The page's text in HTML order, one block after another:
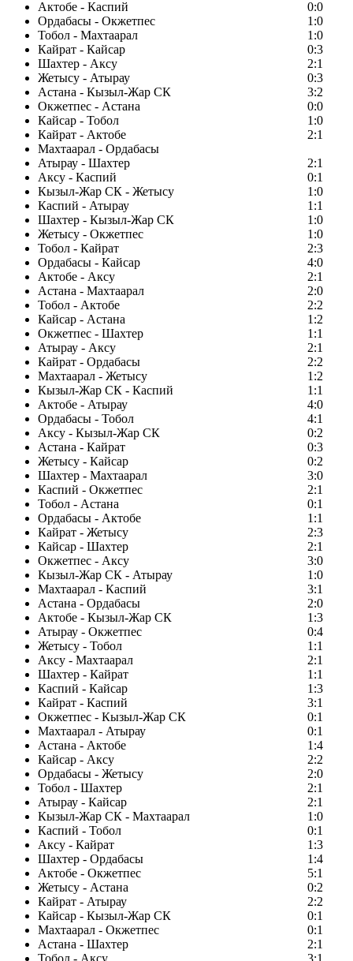
Актобе - Каспий
0:0
Ордабасы - Окжетпес
1:0
Тобол - Махтаарал
1:0
Кайрат - Кайсар
0:3
Шахтер - Аксу
2:1
Жетысу - Атырау
0:3
Астана - Кызыл-Жар СК
3:2
Окжетпес - Астана
0:0
Кайсар - Тобол
1:0
Кайрат - Актобе
2:1
Махтаарал - Ордабасы
Атырау - Шахтер
2:1
Аксу - Каспий
0:1
Кызыл-Жар СК - Жетысу
1:0
Каспий - Атырау
1:1
Шахтер - Кызыл-Жар СК
1:0
Жетысу - Окжетпес
1:0
Тобол - Кайрат
2:3
Ордабасы - Кайсар
4:0
Актобе - Аксу
2:1
Астана - Махтаарал
2:0
Тобол - Актобе
2:2
Кайсар - Астана
1:2
Окжетпес - Шахтер
1:1
Атырау - Аксу
2:1
Кайрат - Ордабасы
2:2
Махтаарал - Жетысу
1:2
Кызыл-Жар СК - Каспий
1:1
Актобе - Атырау
4:0
Ордабасы - Тобол
4:1
Аксу - Кызыл-Жар СК
0:2
Астана - Кайрат
0:3
Жетысу - Кайсар
0:2
Шахтер - Махтаарал
3:0
Каспий - Окжетпес
2:1
Тобол - Астана
0:1
Ордабасы - Актобе
1:1
Кайрат - Жетысу
2:3
Кайсар - Шахтер
2:1
Окжетпес - Аксу
3:0
Кызыл-Жар СК - Атырау
1:0
Махтаарал - Каспий
3:1
Астана - Ордабасы
2:0
Актобе - Кызыл-Жар СК
1:3
Атырау - Окжетпес
0:4
Жетысу - Тобол
1:1
Аксу - Махтаарал
2:1
Шахтер - Кайрат
1:1
Каспий - Кайсар
1:3
Кайрат - Каспий
3:1
Окжетпес - Кызыл-Жар СК
0:1
Махтаарал - Атырау
0:1
Астана - Актобе
1:4
Кайсар - Аксу
2:2
Ордабасы - Жетысу
2:0
Тобол - Шахтер
2:1
Атырау - Кайсар
2:1
Кызыл-Жар СК - Махтаарал
1:0
Каспий - Тобол
0:1
Аксу - Кайрат
1:3
Шахтер - Ордабасы
1:4
Актобе - Окжетпес
5:1
Жетысу - Астана
0:2
Кайрат - Атырау
2:2
Кайсар - Кызыл-Жар СК
0:1
Махтаарал - Окжетпес
0:1
Астана - Шахтер
2:1